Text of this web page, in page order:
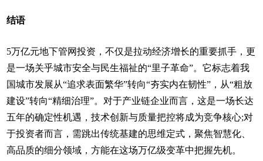
结语
5万亿元地下管网投资，不仅是拉动经济增长的重要抓手，更
是一场关乎城市安全与民生福祉的“里子革命”。它标志着我
国城市发展从“追求表面繁华”转向“夯实内在韧性”，从“粗放
建设”转向“精细治理”。对于产业链企业而言，这是一场长达
五年的确定性机遇，技术创新与质量把控将成为竞争核心;对
于投资者而言，需跳出传统基建的思维定式，聚焦智慧化、
高品质的细分领域，方能在这场万亿级变革中把握先机。